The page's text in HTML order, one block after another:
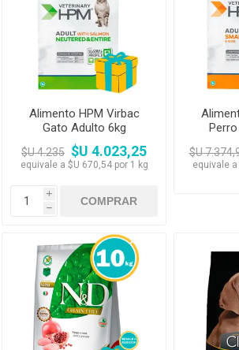
MV Holliday
Primocao
Biofresh
Three Dogs &
Three Cats
YowUp!
Kat
Dietas Veterinarias
Comedero y
Juguetes
Chapitas
Colchonetas
Snacks, Premios y Patés
Dietas Veterinarias
Collares y
Rascadores
Chapitas
Camas y
Alimento HPM Virbac
Gato Adulto 6kg
$U 4.235 $U 4.023,25
equivale a $U 670,54 por 1 kg
i
h
$U
equivale a